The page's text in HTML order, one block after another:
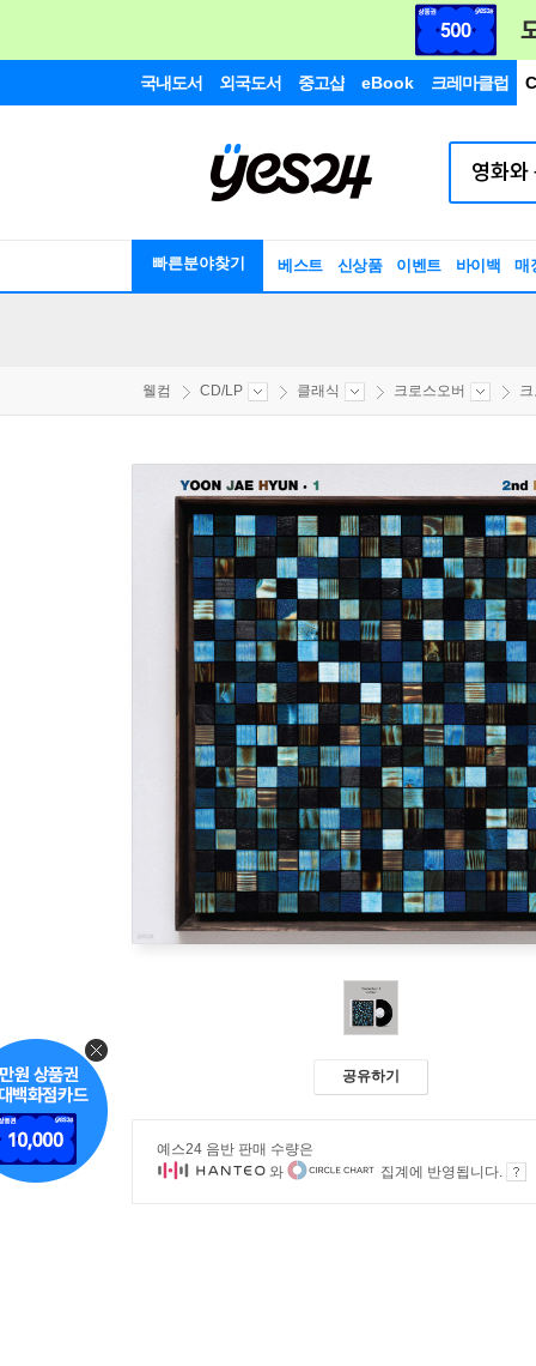
국내도서 외국도서 중고샵 eBook 크레마클럽
빠른분야찾기 베스트 신상품 이벤트 바이백 매
웰컴 CD/LP 클래식 크로스오버
공유하기
예스24 음반 판매 수량은
와
집계에 반영됩니다.